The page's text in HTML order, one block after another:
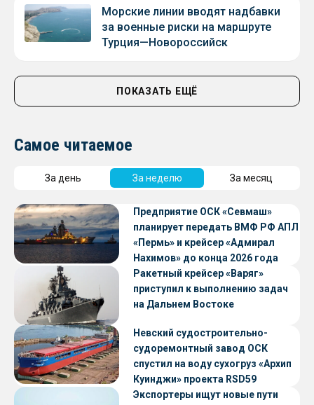
Морские линии вводят надбавки
за военные риски на маршруте
Турция—Новороссийск
ПОКАЗАТЬ ЕЩЁ
Самое читаемое
За день За неделю За месяц
Предприятие ОСК «Севмаш»
планирует передать ВМФ РФ АПЛ
«Пермь» и крейсер «Адмирал
Нахимов» до конца 2026 года
Ракетный крейсер «Варяг»
приступил к выполнению задач
на Дальнем Востоке
Невский судостроительно-
судоремонтный завод ОСК
спустил на воду сухогруз «Архип
Куинджи» проекта RSD59
Экспортеры ищут новые пути